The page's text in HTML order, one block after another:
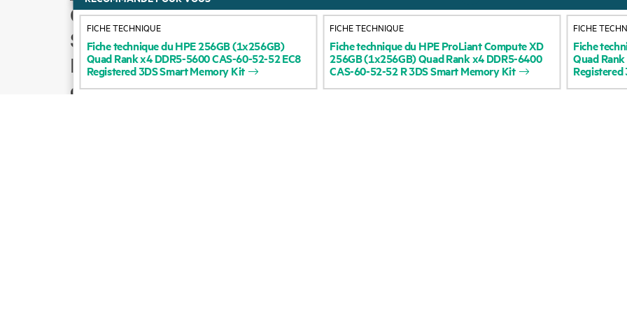
Comment acheter
Support produit
Écrire à l’équipe
commerciale
À propos de HPE
Accessibilité
Carrières
Services d’assistance
opérationnelle (OSS)
Retour et recyclage
FichetechniqueduHPE256GB(1x256GB)
QuadRankx4DDR5-5600CAS-60-52-52EC8
Registered3DSSmartMemoryKit
FICHE TECHNIQUE
FichetechniqueduHPEProLiantComputeXD
256GB(1x256GB)QuadRankx4DDR5-6400
CAS-60-52-52R3DSSmartMemoryKit
FICHE TECHNIQUE
Fiche
QuadRank
Registered
FICHE